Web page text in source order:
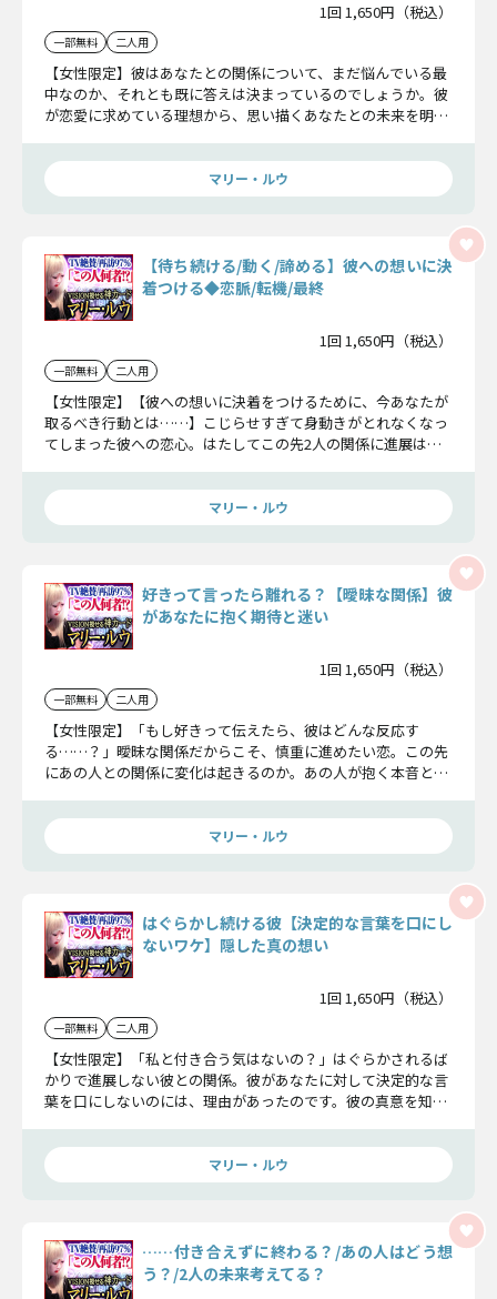
1回 1,650円（税込）
一部無料 二人用
【女性限定】彼はあなたとの関係について、まだ悩んでいる最
中なのか、それとも既に答えは決まっているのでしょうか。彼
が恋愛に求めている理想から、思い描くあなたとの未来を明ら
マリー・ルウ
【待ち続ける/動く/諦める】彼への想いに決
着つける◆恋脈/転機/最終
1回 1,650円（税込）
一部無料 二人用
【女性限定】【彼への想いに決着をつけるために、今あなたが
取るべき行動とは……】こじらせすぎて身動きがとれなくなっ
てしまった彼への恋心。はたしてこの先2人の関係に進展はあ
マリー・ルウ
好きって言ったら離れる？【曖昧な関係】彼
があなたに抱く期待と迷い
1回 1,650円（税込）
一部無料 二人用
【女性限定】「もし好きって伝えたら、彼はどんな反応す
る……？」曖昧な関係だからこそ、慎重に進めたい恋。この先
にあの人との関係に変化は起きるのか。あの人が抱く本音と真
マリー・ルウ
はぐらかし続ける彼【決定的な言葉を口にし
ないワケ】隠した真の想い
1回 1,650円（税込）
一部無料 二人用
【女性限定】「私と付き合う気はないの？」はぐらかされるば
かりで進展しない彼との関係。彼があなたに対して決定的な言
葉を口にしないのには、理由があったのです。彼の真意を知れ
マリー・ルウ
……付き合えずに終わる？/あの人はどう想
う？/2人の未来考えてる？